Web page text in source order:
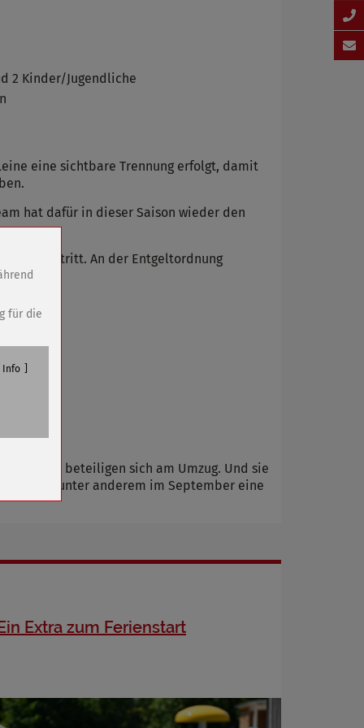
2 Kinder/Jugendliche
eine sichtbare Trennung erfolgt, damit
hat dafür in dieser Saison wieder den
in Kraft tritt. An der Entgeltordnung
beteiligen sich am Umzug. Und sie
wird es unter anderem im September eine
Extra zum Ferienstart
für die
Info